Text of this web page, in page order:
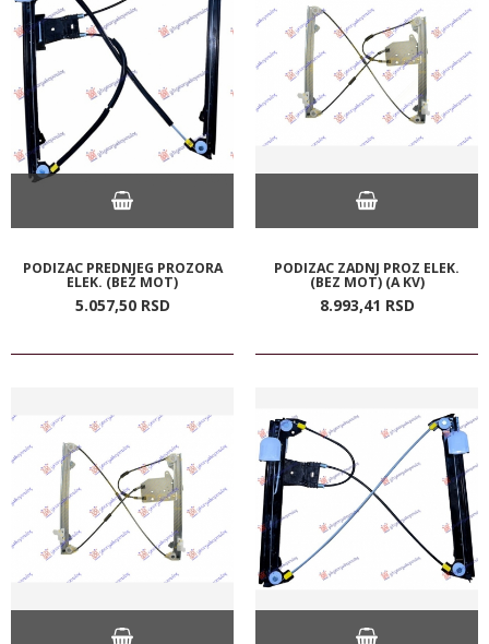
PODIZAC PREDNJEG PROZORA
ELEK. (BEZ MOT)
5.057,50 RSD
PODIZAC ZADNJ PROZ ELEK.
(BEZ MOT) (A KV)
8.993,41 RSD